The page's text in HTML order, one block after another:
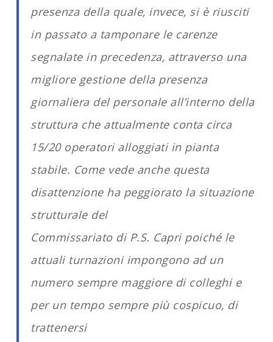
presenza della quale, invece, si è riusciti
in passato a tamponare le carenze
segnalate in precedenza, attraverso una
migliore gestione della presenza
giornaliera del personale all’interno della
struttura che attualmente conta circa
15/20 operatori alloggiati in pianta
stabile. Come vede anche questa
disattenzione ha peggiorato la situazione
strutturale del
Commissariato di P.S. Capri poiché le
attuali turnazioni impongono ad un
numero sempre maggiore di colleghi e
per un tempo sempre più cospicuo, di
trattenersi